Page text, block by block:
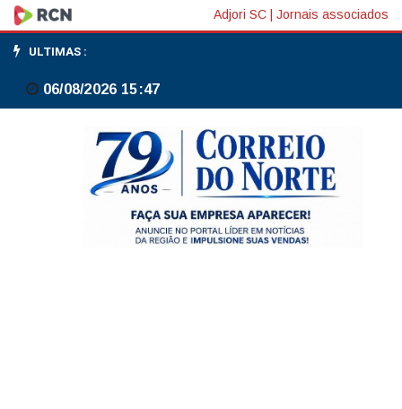
Caminhonete
é
furtada
durante
Adjori SC Jornais associados
ULTIMAS :
06/08/2026 15:47